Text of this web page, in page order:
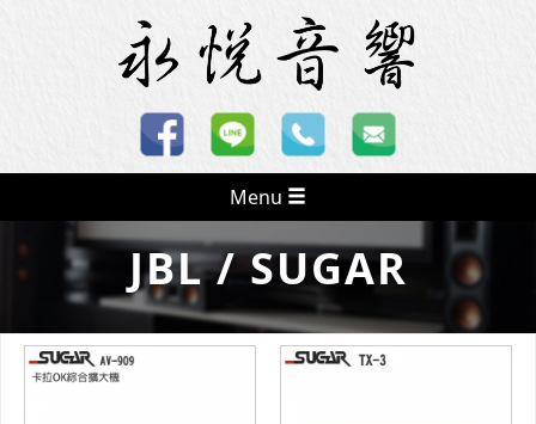
Menu
JBL / SUGAR